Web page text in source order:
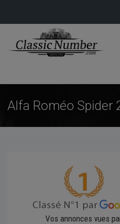
Alfa Roméo Spider
Vos annonces vues